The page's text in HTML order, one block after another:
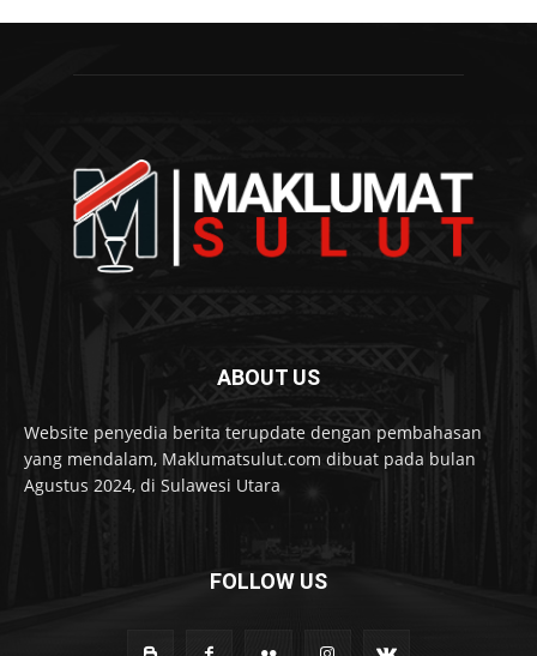
ABOUT US
Website penyedia berita terupdate dengan pembahasan
yang mendalam, Maklumatsulut.com dibuat pada bulan
Agustus 2024, di Sulawesi Utara
FOLLOW US